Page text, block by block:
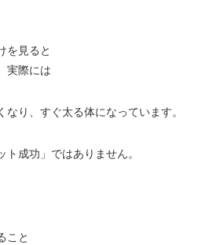
を見ると
実際には
なり、すぐ太る体になっています。
成功」ではありません。
こと